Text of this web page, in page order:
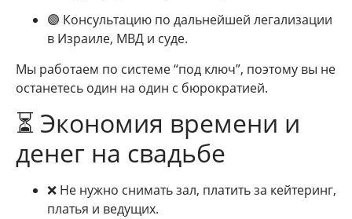
🟣 Консультацию по дальнейшей легализации
в Израиле, МВД и суде.
Мы работаем по системе “под ключ”, поэтому вы не
останетесь один на один с бюрократией.
⏳ Экономия времени и
денег на свадьбе
❌ Не нужно снимать зал, платить за кейтеринг,
платья и ведущих.